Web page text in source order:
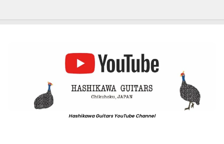
Hashikawa Guitars YouTube Channel